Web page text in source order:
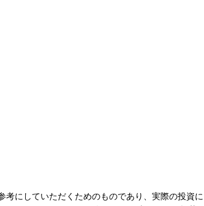
にしていただくためのものであり、実際の投資に